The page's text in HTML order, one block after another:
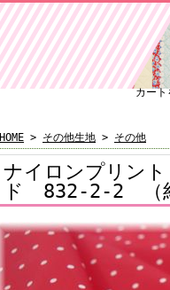
カート
HOME > その他生地 > その他
ナイロンプリン
ド 832-2-2 （約